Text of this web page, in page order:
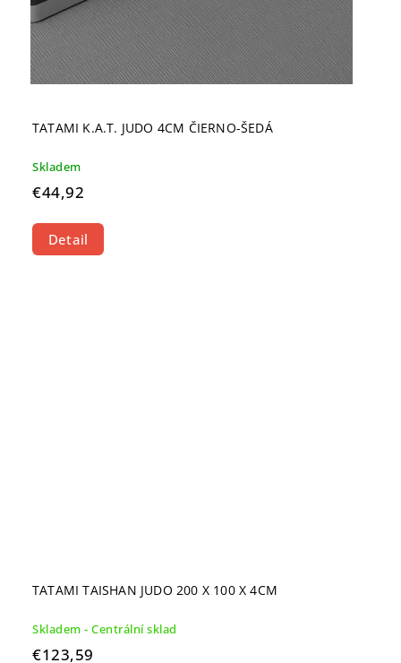
TATAMI K.A.T. JUDO 4CM ČIERNO-ŠEDÁ
Skladem
€44,92
Detail
TATAMI TAISHAN JUDO 200 X 100 X 4CM
Skladem - Centrální sklad
€123,59